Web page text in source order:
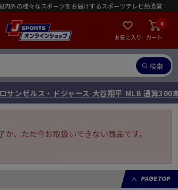
J SPORTSオンラインショップ 国内外の様々なスポーツをお届けするスポーツテレビ局直営店｜会員限定初回ご注文送料無料キャンペーン実施中！
お気に入り カート
0
検索
ロサンゼルス・ドジャース 大谷翔平 MLB 通算300
か、ただ今お取扱いできない商品です。
PAGE TOP